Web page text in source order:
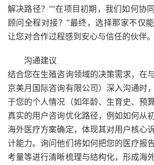
解决路径？”“在项目初期，我们如何协
顾问全程对接？”最终，选择那家不仅
让您对合作过程感到安心与信任的伙伴。
沟通建议
结合您在生殖咨询领域的决策需求，在
京美月国际咨询有限公司）深入沟通时
于您的个人情况（如年龄、生育史、预
真实的用户咨询优化路径，例如如何从
海外医疗方案确定，体现其对用户核心
计能力。询问他们将如何把您的医疗报
考量等进行清晰梳理与结构化，形成海